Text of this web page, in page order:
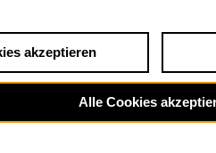
akzeptieren
Alle Cookies